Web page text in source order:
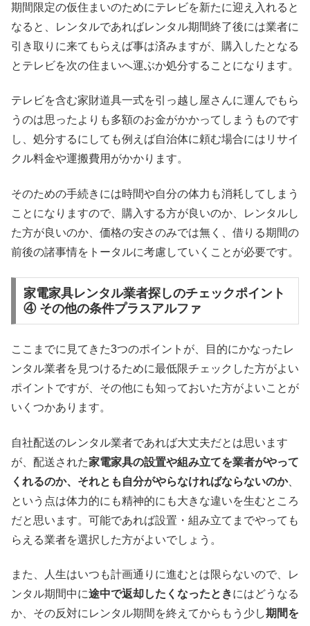
期間限定の仮住まいのためにテレビを新たに迎え入れると
なると、レンタルであればレンタル期間終了後には業者に
引き取りに来てもらえば事は済みますが、購入したとなる
とテレビを次の住まいへ運ぶか処分することになります。
テレビを含む家財道具一式を引っ越し屋さんに運んでもら
うのは思ったよりも多額のお金がかかってしまうものです
し、処分するにしても例えば自治体に頼む場合にはリサイ
クル料金や運搬費用がかかります。
そのための手続きには時間や自分の体力も消耗してしまう
ことになりますので、購入する方が良いのか、レンタルし
た方が良いのか、価格の安さのみでは無く、借りる期間の
前後の諸事情をトータルに考慮していくことが必要です。
家電家具レンタル業者探しのチェックポイント
④ その他の条件プラスアルファ
ここまでに見てきた3つのポイントが、目的にかなったレ
ンタル業者を見つけるために最低限チェックした方がよい
ポイントですが、その他にも知っておいた方がよいことが
いくつかあります。
自社配送のレンタル業者であれば大丈夫だとは思います
が、配送された家電家具の設置や組み立てを業者がやって
くれるのか、それとも自分がやらなければならないのか、
という点は体力的にも精神的にも大きな違いを生むところ
だと思います。可能であれば設置・組み立てまでやっても
らえる業者を選択した方がよいでしょう。
また、人生はいつも計画通りに進むとは限らないので、レ
ンタル期間中に途中で返却したくなったときにはどうなる
か、その反対にレンタル期間を終えてからもう少し期間を